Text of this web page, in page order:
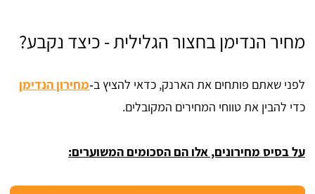
מחיר הנדימן בחצור הגלילית - כיצד נקבע?
לפני שאתם פותחים את הארנק, כדאי להציץ ב‑מחירון הנדימן
כדי להבין את טווחי המחירים המקובלים.
על בסיס מחירונים, אלו הם הסכומים המשוערים: